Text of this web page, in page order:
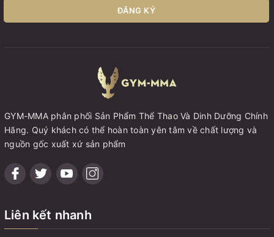
ĐĂNG KÝ
GYM-MMA phân phối Sản Phẩm Thể Thao Và Dinh Dưỡng Chính
Hãng. Quý khách có thể hoàn toàn yên tâm về chất lượng và
nguồn gốc xuất xứ sản phẩm
Liên kết nhanh